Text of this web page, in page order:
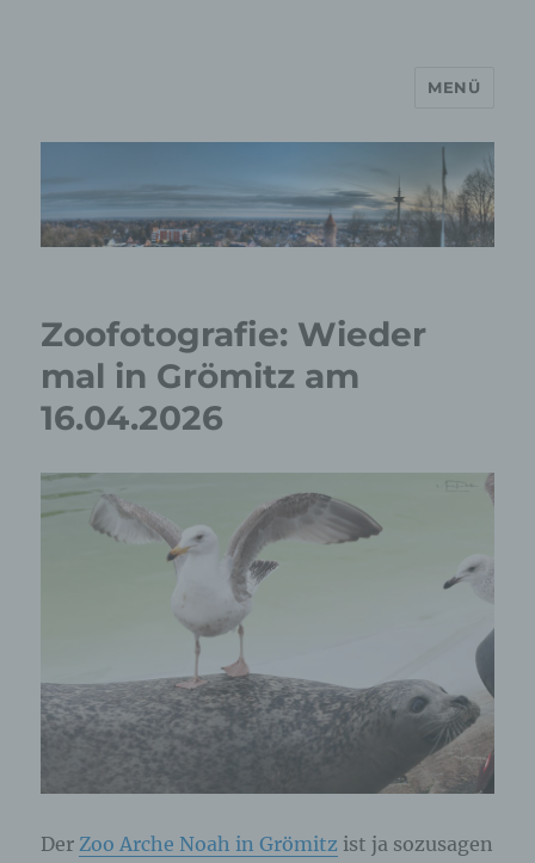
MP Mario Porten Beratung
Training Coaching
MENÜ
Zoofotografie: Wieder
mal in Grömitz am
16.04.2026
Der Zoo Arche Noah in Grömitz ist ja sozusagen